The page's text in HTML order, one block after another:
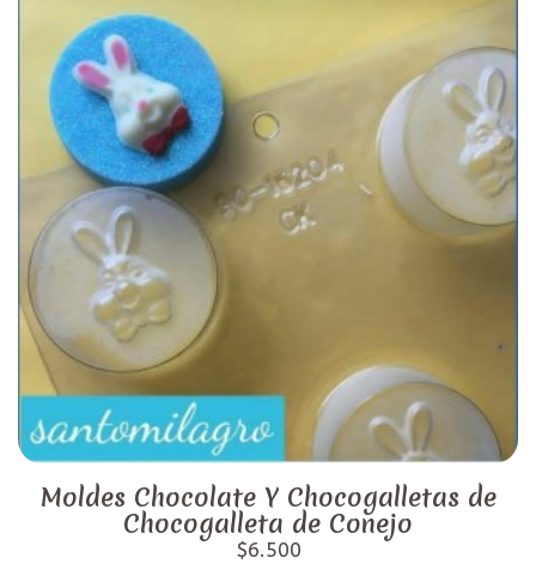
Moldes Chocolate Y Chocogalletas de
Chocogalleta de Conejo
$6.500